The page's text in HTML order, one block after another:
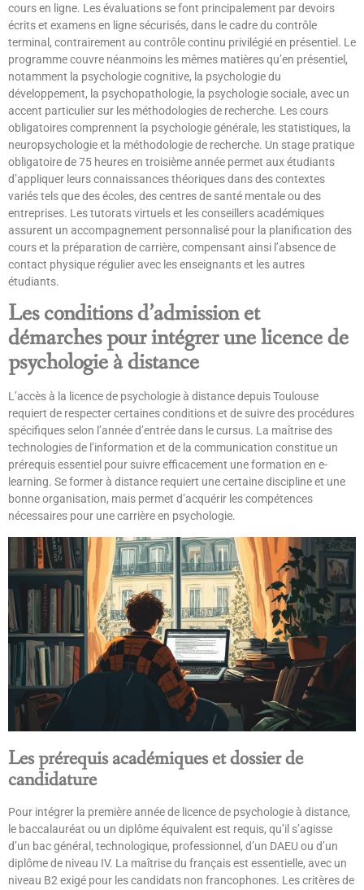
cours en ligne. Les évaluations se font principalement par devoirs
écrits et examens en ligne sécurisés, dans le cadre du contrôle
terminal, contrairement au contrôle continu privilégié en présentiel. Le
programme couvre néanmoins les mêmes matières qu’en présentiel,
notamment la psychologie cognitive, la psychologie du
développement, la psychopathologie, la psychologie sociale, avec un
accent particulier sur les méthodologies de recherche. Les cours
obligatoires comprennent la psychologie générale, les statistiques, la
neuropsychologie et la méthodologie de recherche. Un stage pratique
obligatoire de 75 heures en troisième année permet aux étudiants
d’appliquer leurs connaissances théoriques dans des contextes
variés tels que des écoles, des centres de santé mentale ou des
entreprises. Les tutorats virtuels et les conseillers académiques
assurent un accompagnement personnalisé pour la planification des
cours et la préparation de carrière, compensant ainsi l’absence de
contact physique régulier avec les enseignants et les autres
étudiants.
Les conditions d’admission et
démarches pour intégrer une licence de
psychologie à distance
L’accès à la licence de psychologie à distance depuis Toulouse
requiert de respecter certaines conditions et de suivre des procédures
spécifiques selon l’année d’entrée dans le cursus. La maîtrise des
technologies de l’information et de la communication constitue un
prérequis essentiel pour suivre efficacement une formation en e-
learning. Se former à distance requiert une certaine discipline et une
bonne organisation, mais permet d’acquérir les compétences
nécessaires pour une carrière en psychologie.
Les prérequis académiques et dossier de
candidature
Pour intégrer la première année de licence de psychologie à distance,
le baccalauréat ou un diplôme équivalent est requis, qu’il s’agisse
d’un bac général, technologique, professionnel, d’un DAEU ou d’un
diplôme de niveau IV. La maîtrise du français est essentielle, avec un
niveau B2 exigé pour les candidats non francophones. Les critères de